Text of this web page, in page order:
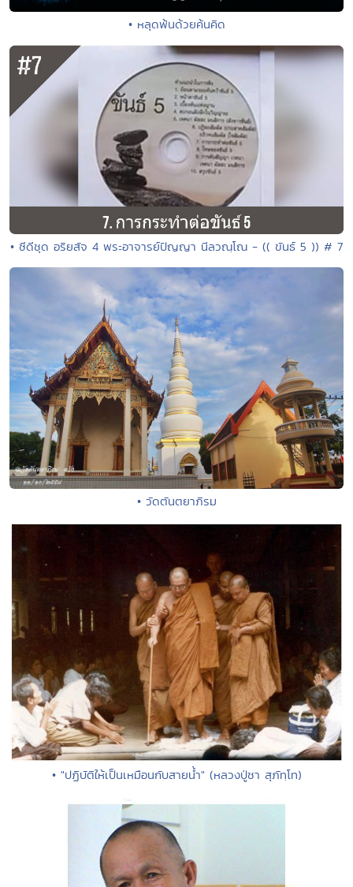
• หลุดพ้นด้วยค้นคิด
• ซีดีชุด อริยสัจ 4 พระอาจารย์ปัญญา นีลวณฺโณ - (( ขันธ์ 5 )) # 7
• วัดตันตยาภิรม
• "ปฏิบัติให้เป็นเหมือนกับสายน้ำ" (หลวงปู่ชา สุภัทฺโท)